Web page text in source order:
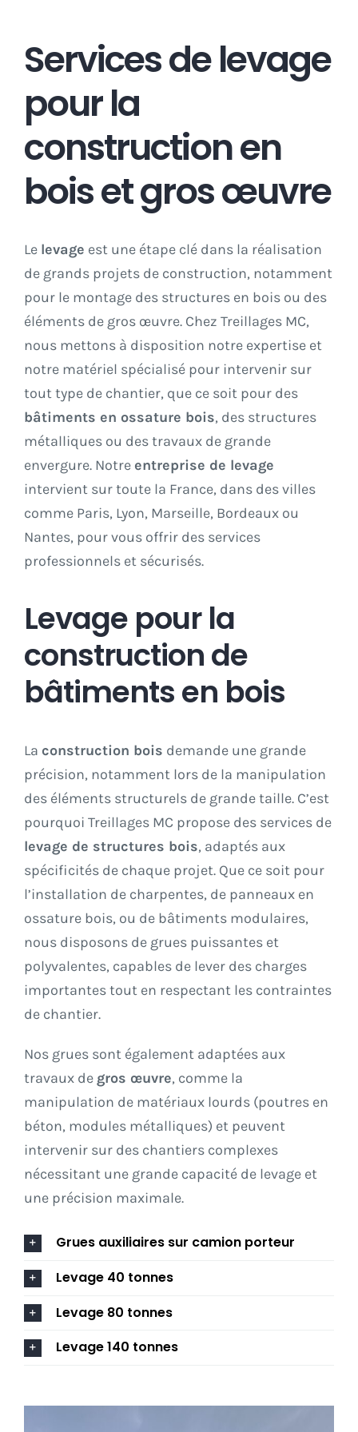
Terrasse bois
Offres d’emplois
Contact
Mon Panier
Services de levage
pour la
construction en
bois et gros œuvre
Le levage est une étape clé dans la réalisation
de grands projets de construction, notamment
pour le montage des structures en bois ou des
éléments de gros œuvre. Chez Treillages MC,
nous mettons à disposition notre expertise et
notre matériel spécialisé pour intervenir sur
tout type de chantier, que ce soit pour des
bâtiments en ossature bois, des structures
métalliques ou des travaux de grande
envergure. Notre entreprise de levage
intervient sur toute la France, dans des villes
comme Paris, Lyon, Marseille, Bordeaux ou
Nantes, pour vous offrir des services
professionnels et sécurisés.
Levage pour la
construction de
bâtiments en bois
La construction bois demande une grande
précision, notamment lors de la manipulation
des éléments structurels de grande taille. C’est
pourquoi Treillages MC propose des services de
levage de structures bois, adaptés aux
spécificités de chaque projet. Que ce soit pour
l’installation de charpentes, de panneaux en
ossature bois, ou de bâtiments modulaires,
nous disposons de grues puissantes et
polyvalentes, capables de lever des charges
importantes tout en respectant les contraintes
de chantier.
Nos grues sont également adaptées aux
travaux de gros œuvre, comme la
manipulation de matériaux lourds (poutres en
béton, modules métalliques) et peuvent
intervenir sur des chantiers complexes
nécessitant une grande capacité de levage et
une précision maximale.
Grues auxiliaires sur camion porteur
Levage 40 tonnes
Levage 80 tonnes
Levage 140 tonnes